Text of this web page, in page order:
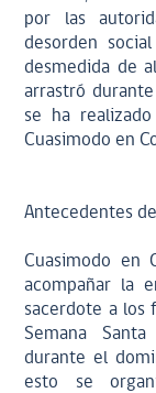
por las
desorden
desmedida de
arrastró
se ha
Cuasimodo en
Antecedentes
Cuasimodo en
acompañar la
sacerdote a los
Semana
durante el
esto se